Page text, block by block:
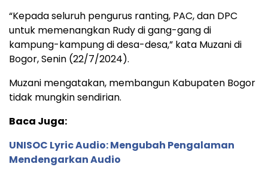
“Kepada seluruh pengurus ranting, PAC, dan DPC
untuk memenangkan Rudy di gang-gang di
kampung-kampung di desa-desa,” kata Muzani di
Bogor, Senin (22/7/2024).
Muzani mengatakan, membangun Kabupaten Bogor
tidak mungkin sendirian.
Baca Juga:
UNISOC Lyric Audio: Mengubah Pengalaman
Mendengarkan Audio